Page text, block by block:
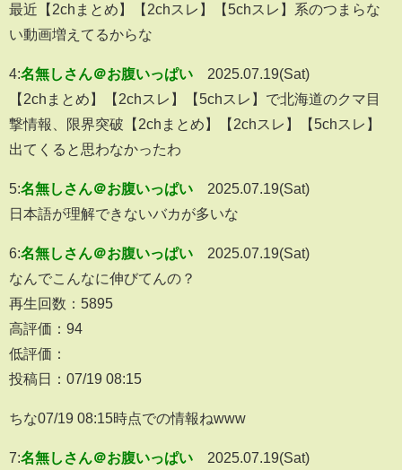
最近【2chまとめ】【2chスレ】【5chスレ】系のつまらな
い動画増えてるからな
4:名無しさん＠お腹いっぱい
2025.07.19(Sat)
【2chまとめ】【2chスレ】【5chスレ】で北海道のクマ目
撃情報、限界突破【2chまとめ】【2chスレ】【5chスレ】
出てくると思わなかったわ
5:名無しさん＠お腹いっぱい
2025.07.19(Sat)
日本語が理解できないバカが多いな
6:名無しさん＠お腹いっぱい
2025.07.19(Sat)
なんでこんなに伸びてんの？
再生回数：5895
高評価：94
低評価：
投稿日：07/19 08:15
ちな07/19 08:15時点での情報ねwww
7:名無しさん＠お腹いっぱい
2025.07.19(Sat)